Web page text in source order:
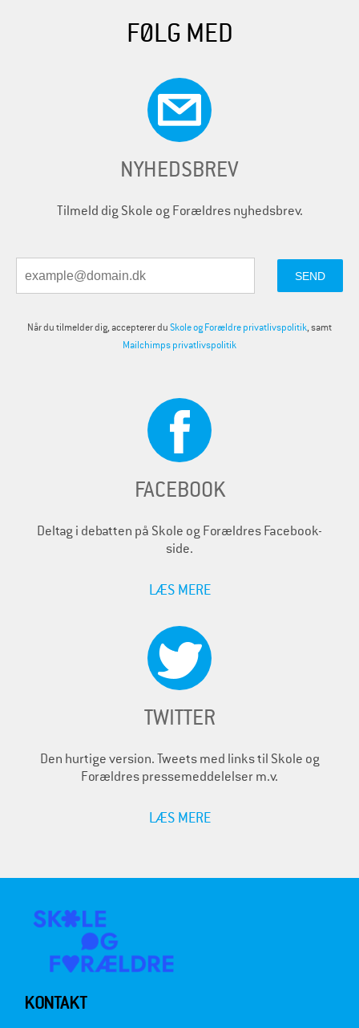
FØLG MED
NYHEDSBREV
Tilmeld dig Skole og Forældres nyhedsbrev.
Når du tilmelder dig, accepterer duSkole og Forældre privatlivspolitik, samt
Mailchimps privatlivspolitik
FACEBOOK
Deltag i debatten på Skole og Forældres Facebook-
side.
LÆS MERE
TWITTER
Den hurtige version. Tweets med links til Skole og
Forældres pressemeddelelser m.v.
LÆS MERE
KONTAKT